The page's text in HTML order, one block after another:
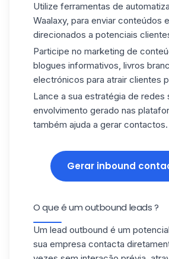
Utilize ferramentas de
Waalaxy, para enviar conteúdos
direcionados a potenciais
Participe no marketing de
blogues informativos, livros
electrónicos para atrair clientes
Lance a sua estratégia de redes
envolvimento gerado nas
também ajuda a gerar contactos.
Gerar inbound
O que é um outbound leads ?
Um lead outbound é um
sua empresa contacta